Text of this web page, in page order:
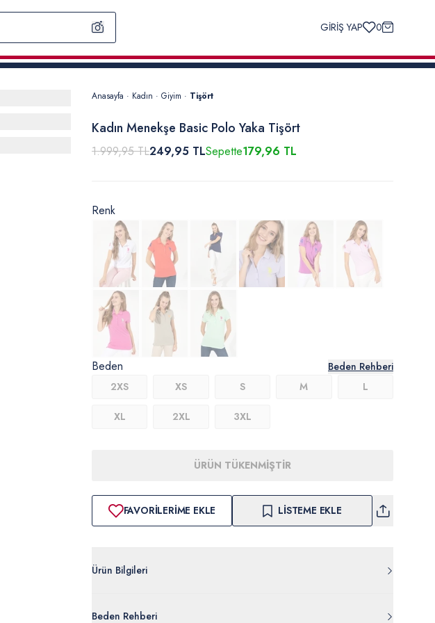
GİRİŞ YAP 0
Anasayfa · Kadın · Giyim · Tişört
Kadın Menekşe Basic Polo Yaka Tişört
1.999,95 TL249,95 TLSepette179,96 TL
Beden
Beden Rehberi
2XS
XS S M L
XL 2XL 3XL
Renk
ÜRÜN TÜKENMİŞTİR
FAVORILERIME EKLE LISTEME EKLE
Ürün Bilgileri
Beden Rehberi